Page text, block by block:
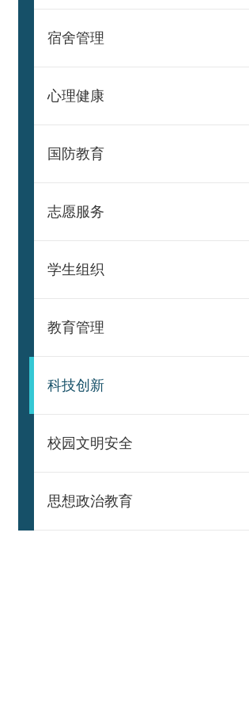
宿舍管理
心理健康
国防教育
志愿服务
学生组织
教育管理
科技创新
校园文明安全
思想政治教育